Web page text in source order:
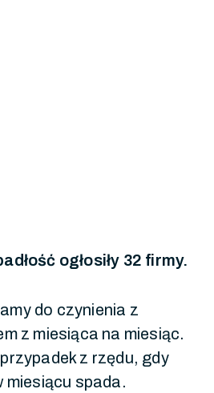
ogłosiły 32 firmy.
do czynienia z
z miesiąca na miesiąc.
z rzędu, gdy
miesiącu spada.